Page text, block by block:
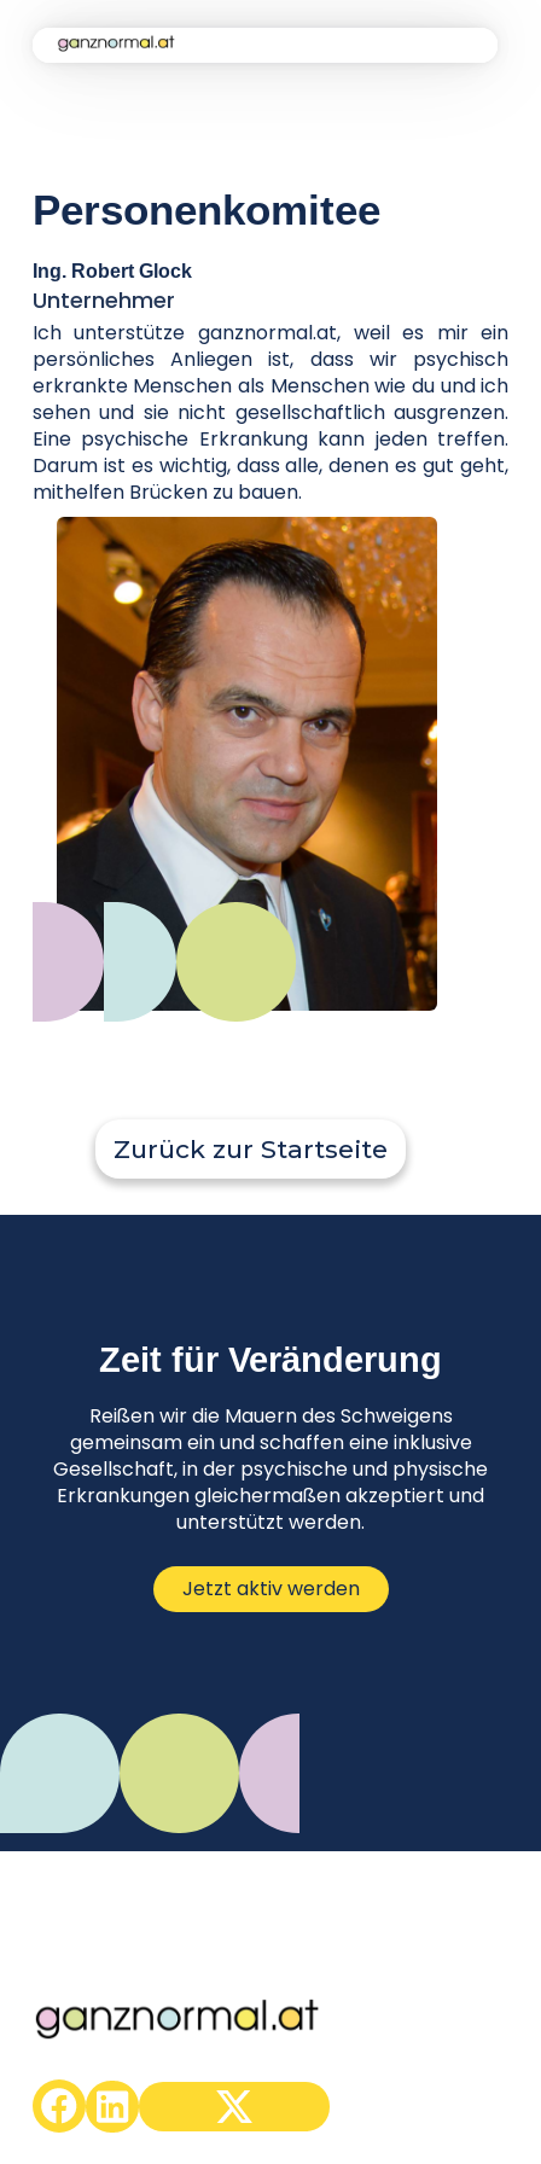
Aktuelles
Soforthilfe
Über uns
Personenkomitee
Ing. Robert Glock
Unternehmer
Ich unterstütze ganznormal.at, weil es mir ein
persönliches Anliegen ist, dass wir psychisch
erkrankte Menschen als Menschen wie du und ich
sehen und sie nicht gesellschaftlich ausgrenzen.
Eine psychische Erkrankung kann jeden treffen.
Darum ist es wichtig, dass alle, denen es gut geht,
mithelfen Brücken zu bauen.
Zurück zur Startseite
Zeit für Veränderung
Reißen wir die Mauern des Schweigens
gemeinsam ein und schaffen eine inklusive
Gesellschaft, in der psychische und physische
Erkrankungen gleichermaßen akzeptiert und
unterstützt werden.
Jetzt aktiv werden